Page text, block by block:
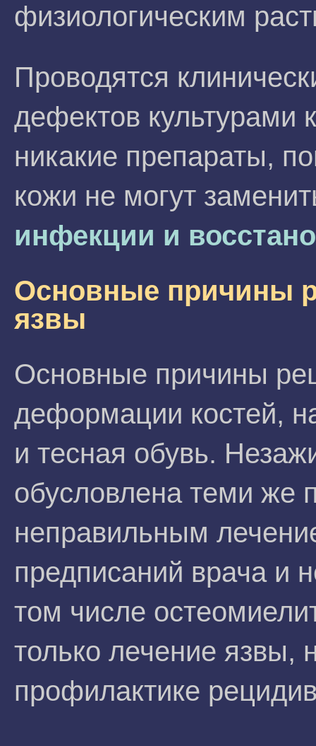
физиологическим
Проводятся
дефектов культурами
никакие препараты,
кожи не могут
инфекции и
Основные причины
язвы
Основные причины
деформации костей,
и тесная обувь.
обусловлена теми же
неправильным
предписаний врача и
том числе
только лечение язвы,
профилактике